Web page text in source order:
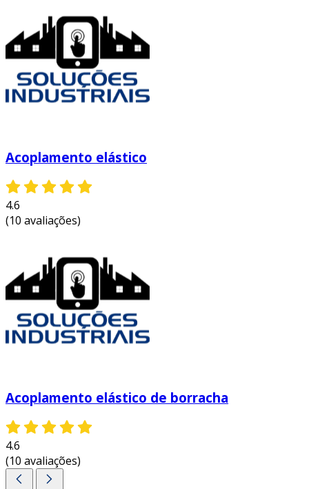
Acoplamento elástico
4.6
(10 avaliações)
Acoplamento elástico de borracha
4.6
(10 avaliações)